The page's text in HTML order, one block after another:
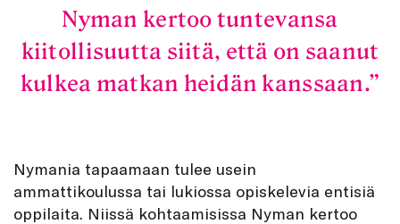
Nyman kertoo tuntevansa
kiitollisuutta siitä, että on saanut
kulkea matkan heidän kanssaan.
Nymania tapaamaan tulee usein
ammattikoulussa tai lukiossa opiskelevia entisiä
oppilaita. Niissä kohtaamisissa Nyman kertoo